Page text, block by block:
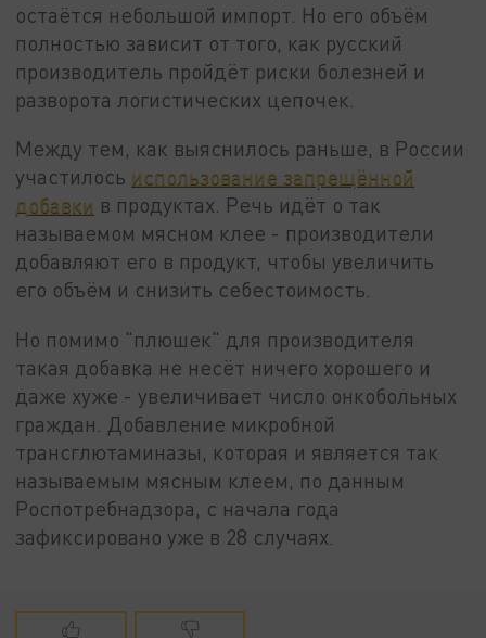
остаётся небольшой импорт. Но его объём
полностью зависит от того, как русский
производитель пройдёт риски болезней и
разворота логистических цепочек.
Между тем, как выяснилось раньше, в России
участилось использование запрещённой
добавки в продуктах. Речь идёт о так
называемом мясном клее - производители
добавляют его в продукт, чтобы увеличить
его объём и снизить себестоимость.
Но помимо "плюшек" для производителя
такая добавка не несёт ничего хорошего и
даже хуже - увеличивает число онкобольных
граждан. Добавление микробной
трансглютаминазы, которая и является так
называемым мясным клеем, по данным
Роспотребнадзора, с начала года
зафиксировано уже в 28 случаях.